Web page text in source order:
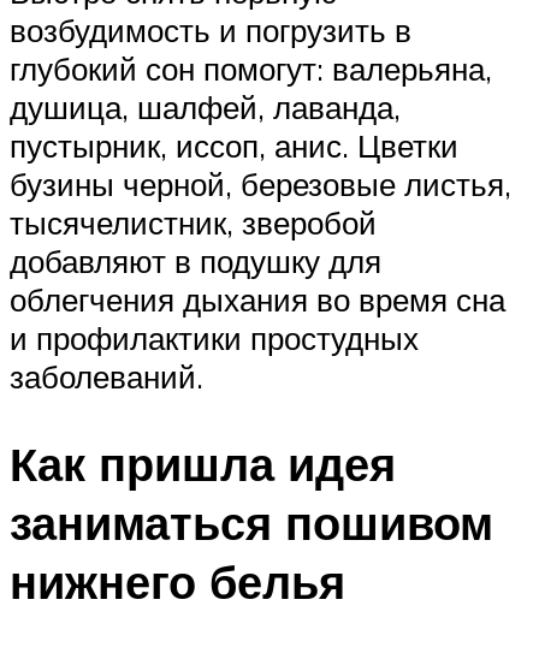
возбудимость и погрузить в
глубокий сон помогут: валерьяна,
душица, шалфей, лаванда,
пустырник, иссоп, анис. Цветки
бузины черной, березовые листья,
тысячелистник, зверобой
добавляют в подушку для
облегчения дыхания во время сна
и профилактики простудных
заболеваний.
Как пришла идея
заниматься пошивом
нижнего белья